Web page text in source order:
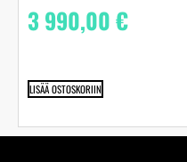
3 990,00€
LISÄÄ OSTOSKORIIN